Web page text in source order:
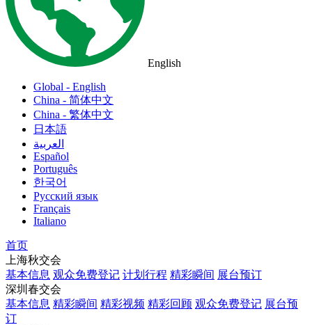
English
Global - English
China - 简体中文
China - 繁体中文
日本語
العربية
Español
Português
한국어
Русский язык
Français
Italiano
首页
上海秋交会
基本信息 观众免费登记 计划行程 精彩瞬间 展台预订
深圳春交会
基本信息 精彩瞬间 精彩视频 精彩回顾 观众免费登记 展台预
订